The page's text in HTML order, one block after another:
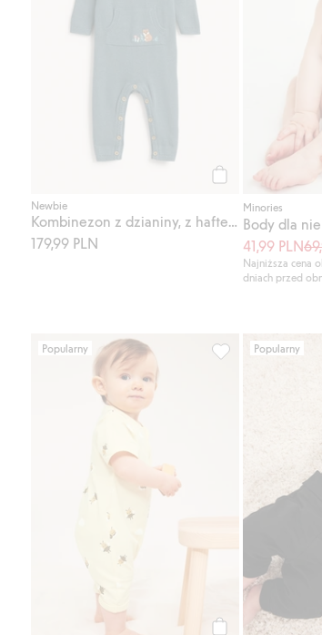
Newbie
Kombinezon z dzianiny, z haftem
179,99 PLN
Minories
Body dla
41,99 PLN
Najniższa cena
dniach przed
Popularny
Piżama z
Popularny